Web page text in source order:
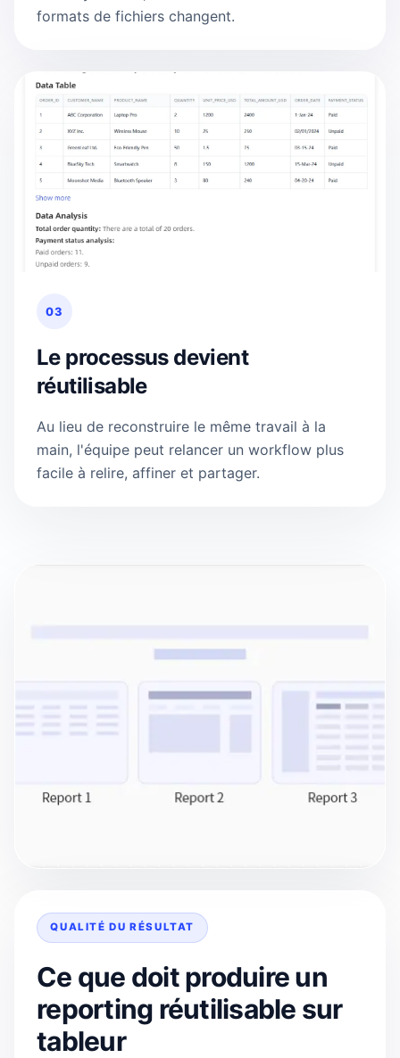
formats de fichiers changent.
03
Le processus devient
réutilisable
Au lieu de reconstruire le même travail à la
main, l'équipe peut relancer un workflow plus
facile à relire, affiner et partager.
QUALITÉ DU RÉSULTAT
Ce que doit produire un
reporting réutilisable sur
tableur